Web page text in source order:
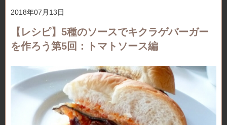
2018年07月13日
【レシピ】5種のソースでキクラゲバーガー
を作ろう第5回：トマトソース編